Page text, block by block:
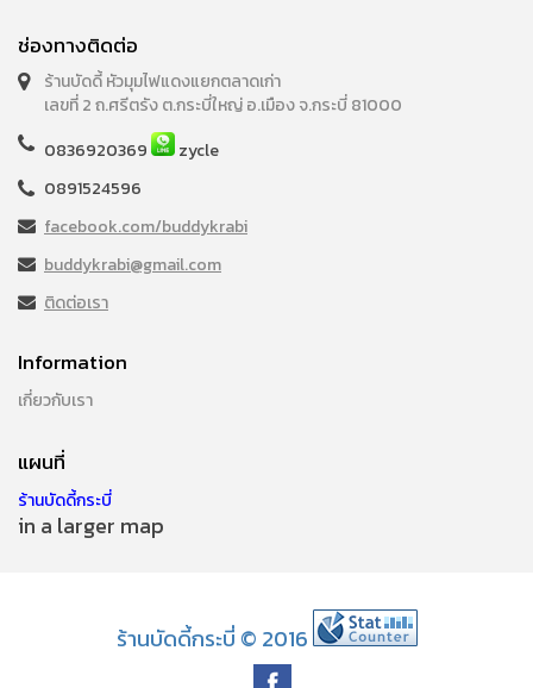
ช่องทางติดต่อ
ร้านบัดดี้ หัวมุมไฟแดงแยกตลาดเก่า
เลขที่ 2 ถ.ศรีตรัง ต.กระบี่ใหญ่ อ.เมือง จ.กระบี่ 81000
0836920369
zycle
0891524596
facebook.com/buddykrabi
buddykrabi@gmail.com
ติดต่อเรา
Information
เกี่ยวกับเรา
แผนที่
ร้านบัดดี้กระบี่
in a larger map
ร้านบัดดี้กระบี่ © 2016